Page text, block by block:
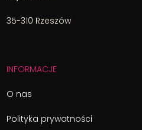
35-310 Rzeszów
INFORMACJE
O nas
Polityka prywatności